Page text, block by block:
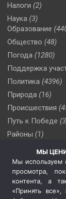
Налоги (2)
Наука (3)
Образование
Общество (48)
Погода (1280)
Поддержка
Политика (4396)
Природа (16)
Происшествия
Путь к Победе
Районы (1)
(510)
Сельское
Социальная
Спецоперация в
МЫ
Мы используем
просмотра,
контента, а
«Принять